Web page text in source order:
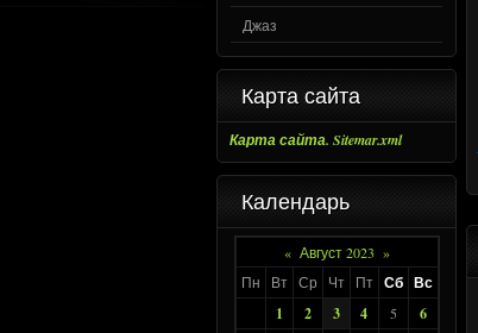
Джаз
Карта сайта
Карта сайта. Sitemar.xml
Календарь
« Август 2023 »
Пн
Вт Ср Чт Пт Сб Вс
1
2 3 4 5
6